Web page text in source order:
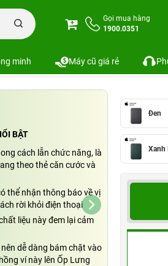
Gọi mua hàng
1900.0351
minh Máy cũ giá rẻ
Tinh Dệt MagSafe cho iPhone (2024) | Chính
hãng Apple Việt Nam
BẬT
cách lẫn chức năng, là
theo thẻ căn cước và
thể nhận thông báo về vị
rời khỏi điện thoại
liệu này đem lại cảm
dễ dàng bám chặt vào
ví này lên Ốp Lưng
Đen
Xanh